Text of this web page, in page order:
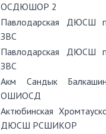
ОСДЮШОР 2
Павлодарская ДЮСШ
ЗВС
Павлодарская ДЮСШ
ЗВС
Акм Сандык
ОШИОСД
Актюбинская
ДЮСШ РСШИКОР